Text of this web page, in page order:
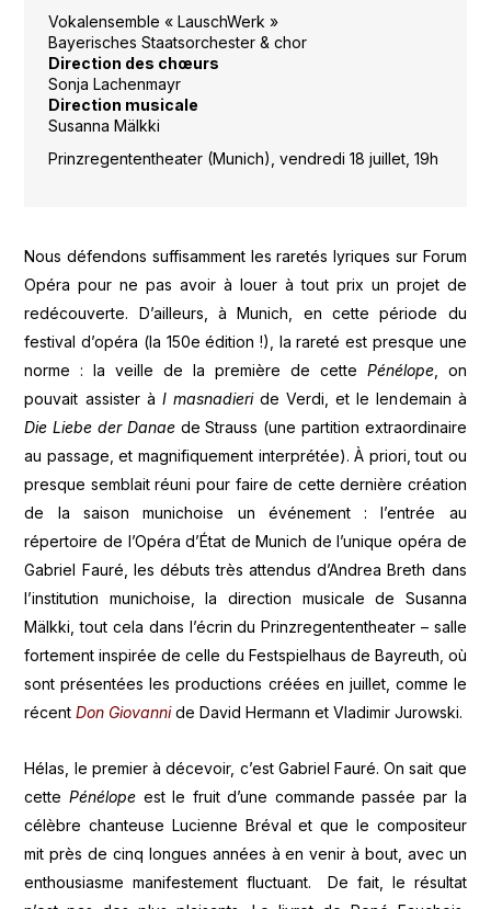
Vokalensemble « LauschWerk »
Bayerisches Staatsorchester & chor
Direction des chœurs
Sonja Lachenmayr
Direction musicale
Susanna Mälkki
Prinzregententheater (Munich), vendredi 18 juillet, 19h
Nous défendons suffisamment les raretés lyriques sur Forum
Opéra pour ne pas avoir à louer à tout prix un projet de
redécouverte. D’ailleurs, à Munich, en cette période du
festival d’opéra (la 150e édition !), la rareté est presque une
norme : la veille de la première de cette Pénélope, on
pouvait assister à I masnadieride Verdi, et le lendemain à
Die Liebe der Danaede Strauss (une partition extraordinaire
au passage, et magnifiquement interprétée). À priori, tout ou
presque semblait réuni pour faire de cette dernière création
de la saison munichoise un événement : l’entrée au
répertoire de l’Opéra d’État de Munich de l’unique opéra de
Gabriel Fauré, les débuts très attendus d’Andrea Breth dans
l’institution munichoise, la direction musicale de Susanna
Mälkki, tout cela dans l’écrin du Prinzregententheater – salle
fortement inspirée de celle du Festspielhaus de Bayreuth, où
sont présentées les productions créées en juillet, comme le
récentDon Giovannide David Hermann et Vladimir Jurowski.
Hélas, le premier à décevoir, c’est Gabriel Fauré. On sait que
cette Pénélopeest le fruit d’une commande passée par la
célèbre chanteuse Lucienne Bréval et que le compositeur
mit près de cinq longues années à en venir à bout, avec un
enthousiasme manifestement fluctuant. De fait, le résultat